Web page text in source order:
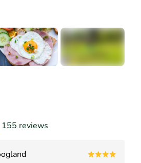
155 reviews